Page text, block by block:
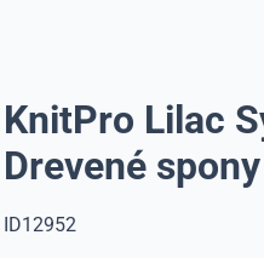
KnitPro Lilac
Drevené
ID12952